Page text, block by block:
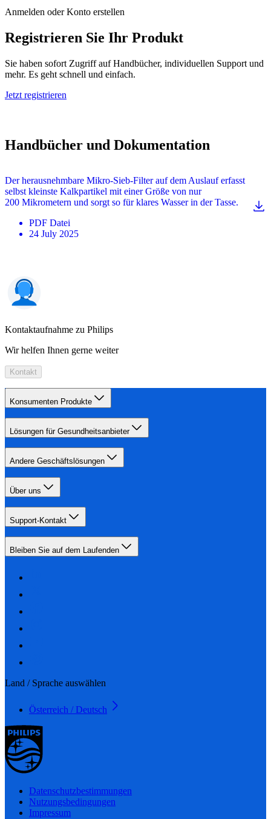
Anmelden oder Konto erstellen
Registrieren Sie Ihr Produkt
Sie haben sofort Zugriff auf Handbücher, individuellen Support und
mehr. Es geht schnell und einfach.
Jetzt registrieren
Handbücher und Dokumentation
Der herausnehmbare Mikro-Sieb-Filter auf dem Auslauf erfasst
selbst kleinste Kalkpartikel mit einer Größe von nur
200 Mikrometern und sorgt so für klares Wasser in der Tasse.
PDF Datei
24 July 2025
Kontaktaufnahme zu Philips
Wir helfen Ihnen gerne weiter
Kontakt
Konsumenten Produkte
Lösungen für Gesundheitsanbieter
Andere Geschäftslösungen
Über uns
Support-Kontakt
Bleiben Sie auf dem Laufenden
Land / Sprache auswählen
Österreich / Deutsch
Datenschutzbestimmungen
Nutzungsbedingungen
Impressum